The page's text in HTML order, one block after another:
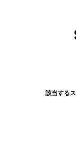
該当する